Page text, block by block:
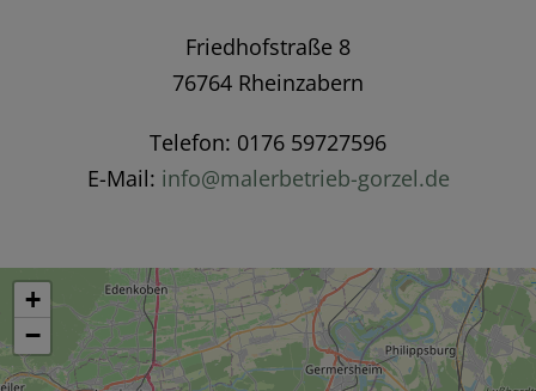
Friedhofstraße 8
76764 Rheinzabern
Telefon: 0176 59727596
E-Mail: info@malerbetrieb-gorzel.de
+
−